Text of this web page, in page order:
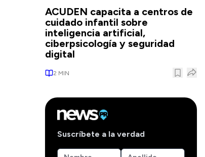
ACUDEN capacita a centros de
cuidado infantil sobre
inteligencia artificial,
ciberpsicología y seguridad
digital
2 MIN
Suscríbete a la verdad